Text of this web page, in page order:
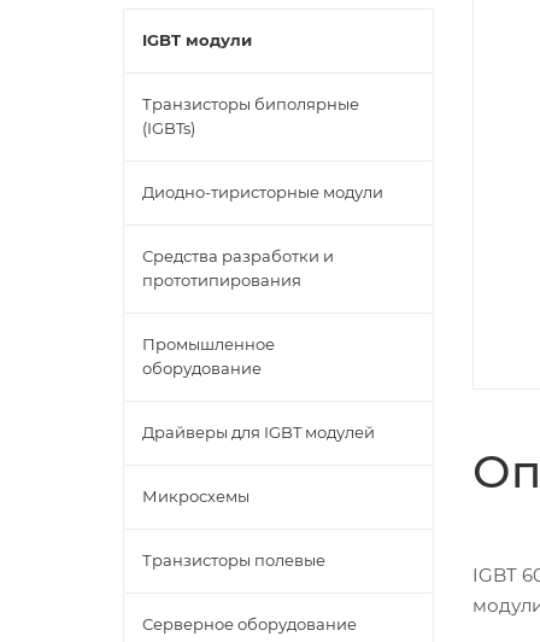
IGBT
IGBT модули
Транзисторы биполярные
(IGBTs)
Диодно-тиристорные модули
Средства разработки и
прототипирования
Промышленное
оборудование
Драйверы для IGBT модулей
Микросхемы
Транзисторы полевые
Серверное оборудование